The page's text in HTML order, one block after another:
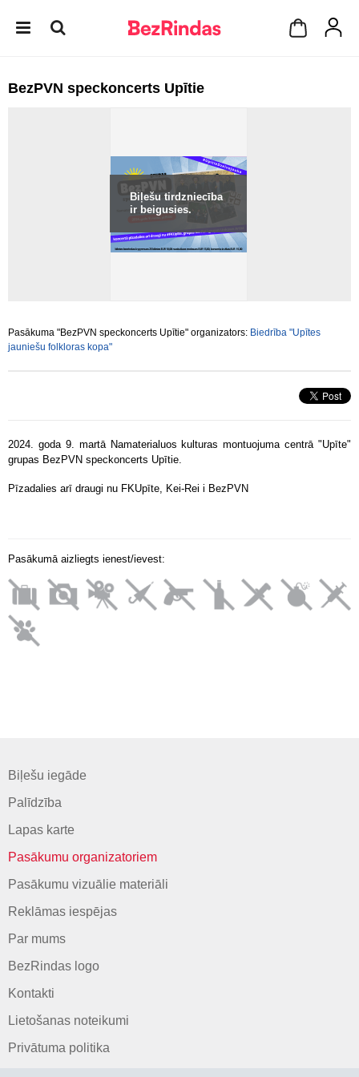
BezPVN speckoncerts Upītie
Biļešu tirdzniecība
ir beigusies.
Pasākuma "BezPVN speckoncerts Upītie" organizators: Biedrība "Upītes
jauniešu folkloras kopa"
2024. goda 9. martā Namaterialuos kulturas montuojuma centrā "Upīte"
grupas BezPVN speckoncerts Upītie.
Pīzadalies arī draugi nu FKUpīte, Kei-Rei i BezPVN
Pasākumā aizliegts ienest/ievest:
Biļešu iegāde
Palīdzība
Lapas karte
Pasākumu organizatoriem
Pasākumu vizuālie materiāli
Reklāmas iespējas
Par mums
BezRindas logo
Kontakti
Lietošanas noteikumi
Privātuma politika